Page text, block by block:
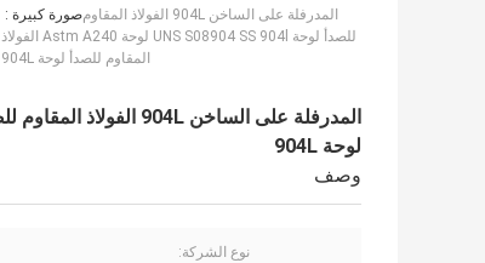
صورة كبيرة :المدرفلة على الساخن 904L الفولاذ المقاوم
للصدأ لوحة UNS S08904 SS 904l لوحة Astm A240 الفولاذ
المقاوم للصدأ لوحة 904L
لوحة 904L
وصف
نوع الشركة: